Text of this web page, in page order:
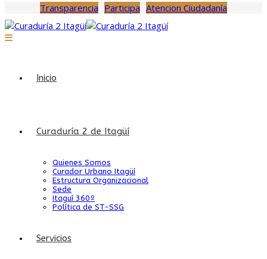
Transparencia Participa Atencion Ciudadanía
Inicio
Curaduría 2 de Itagüí
Quienes Somos
Curador Urbano Itagüí
Estructura Organizacional
Sede
Itaguí 360º
Política de ST-SSG
Servicios